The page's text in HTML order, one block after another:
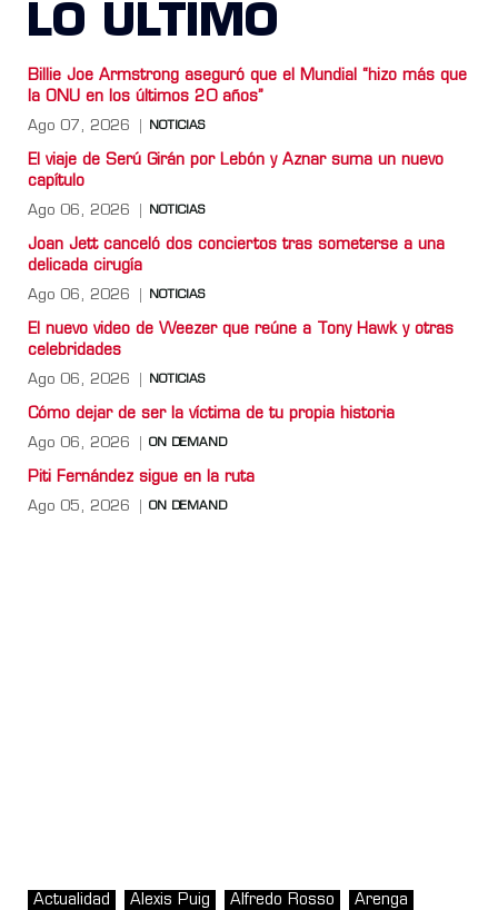
LO ULTIMO
Billie Joe Armstrong aseguró que el Mundial “hizo más que
la ONU en los últimos 20 años”
Ago 07, 2026 NOTICIAS
El viaje de Serú Girán por Lebón y Aznar suma un nuevo
capítulo
Ago 06, 2026 NOTICIAS
Joan Jett canceló dos conciertos tras someterse a una
delicada cirugía
Ago 06, 2026 NOTICIAS
El nuevo video de Weezer que reúne a Tony Hawk y otras
celebridades
Ago 06, 2026 NOTICIAS
Cómo dejar de ser la víctima de tu propia historia
Ago 06, 2026 ON DEMAND
Piti Fernández sigue en la ruta
Ago 05, 2026 ON DEMAND
Actualidad Alexis Puig Alfredo Rosso Arenga